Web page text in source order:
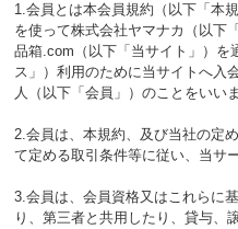
1.会員とは本会員規約（以下「本
を使って株式会社ヤマナカ（以下
品箱.com（以下「当サイト」）を
ス」）利用のために当サイトへ入
人（以下「会員」）のことをいいま
2.会員は、本規約、及び当社の定
て定める取引条件等に従い、当サ
3.会員は、会員資格又はこれらに
り、第三者と共用したり、貸与、